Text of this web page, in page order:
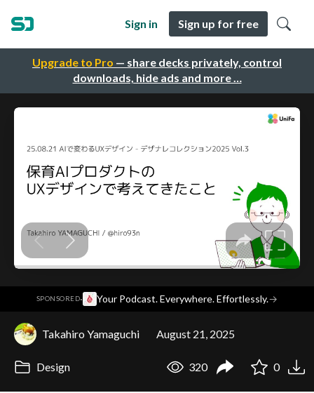
Upgrade to Pro — share decks privately, control
downloads, hide ads and more …
Sign in Sign up for free
SPONSORED· Your Podcast. Everywhere. Effortlessly.→
Takahiro Yamaguchi August 21, 2025
Design 320 0